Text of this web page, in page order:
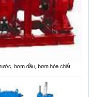
bơm dầu, bơm hóa chất: